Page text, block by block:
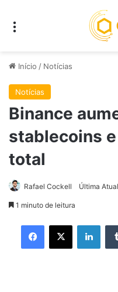
Início / Notícias
Notícias
Binance
stablecoins
total
Rafael Cockell Última
1 minuto de leitura
Facebook
X